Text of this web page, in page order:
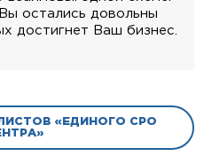
остались довольны
достигнет Ваш бизнес.
«ЕДИНОГО СРО